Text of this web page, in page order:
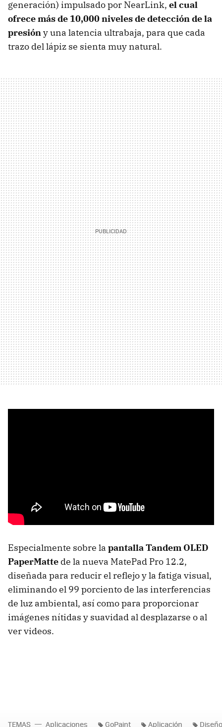
generación) impulsado por NearLink, el cual
ofrece más de 10,000 niveles de detección de la
presióny una latencia ultrabaja, para que cada
trazo del lápiz se sienta muy natural.
Especialmente sobre la pantalla Tandem OLED
PaperMatte de la nueva MatePad Pro 12.2,
diseñada para reducir el reflejo y la fatiga visual,
eliminando el 99 porciento de las interferencias
de luz ambiental, así como para proporcionar
imágenes nítidas y suavidad al desplazarse o al
ver videos.
TEMAS Aplicaciones GoPaint Aplicación Diseño